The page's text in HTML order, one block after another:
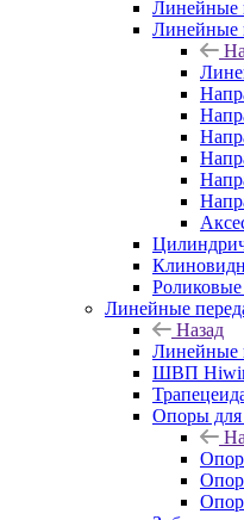
Линейные
Линейные
Линейные
Назад
Линейные
ШВП
Опоры